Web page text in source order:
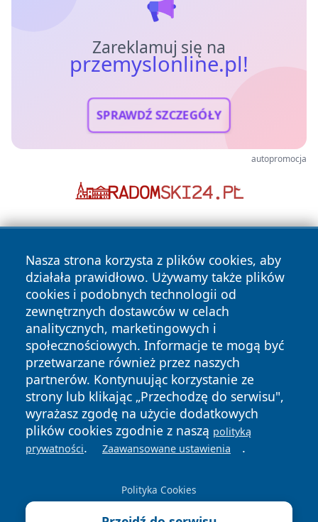
Zareklamuj się na
przemyslonline.pl!
SPRAWDŹ SZCZEGÓŁY
autopromocja
Nasza strona korzysta z plików cookies, aby
działała prawidłowo. Używamy także plików
cookies i podobnych technologii od
zewnętrznych dostawców w celach
analitycznych, marketingowych i
społecznościowych. Informacje te mogą być
przetwarzane również przez naszych
partnerów. Kontynuując korzystanie ze
strony lub klikając „Przechodzę do serwisu",
wyrażasz zgodę na użycie dodatkowych
plików cookies zgodnie z naszą polityką
prywatności. Zaawansowane ustawienia .
Polityka Cookies
Copyright © 2026 przemyslonline.pl Wszystkie prawa
zastrzeżone.
News Autorzy
Polityka
Prywatności
Polityka
Cookies